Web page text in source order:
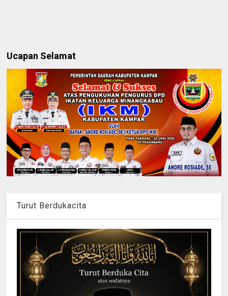
Ucapan Selamat
Turut Berdukacita